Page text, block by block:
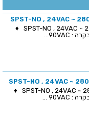
ממסר SPST-NO , 24VAC ~ 280VAC , 10A - SSR ♦
ממסר SPST-NO , 24VAC ~ 280VAC , 25A - SSR ♦